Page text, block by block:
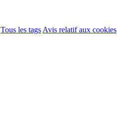
Tous les tags Avis relatif aux cookies